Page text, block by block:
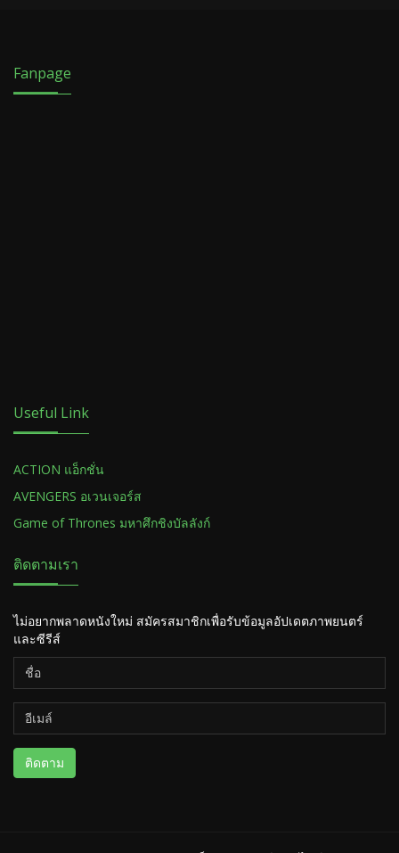
Fanpage
Useful Link
ACTION แอ็กชั่น
AVENGERS อเวนเจอร์ส
Game of Thrones มหาศึกชิงบัลลังก์
ติดตามเรา
ไม่อยากพลาดหนังใหม่ สมัครสมาชิกเพื่อรับข้อมูลอัปเดตภาพยนตร์
และซีรีส์
ติดตาม